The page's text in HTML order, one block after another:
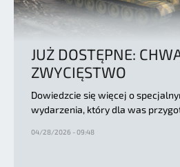
JUŻ DOSTĘPNE:
ZWYCIĘSTWO
Dowiedzcie się więcej o
wydarzenia, który dla was
04/28/2026 - 09:48